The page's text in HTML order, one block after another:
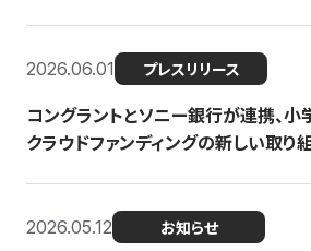
2026.06.01 プレスリリース
コングラントとソニー銀行が連携、
クラウドファンディングの新しい取り
2026.05.12 お知らせ